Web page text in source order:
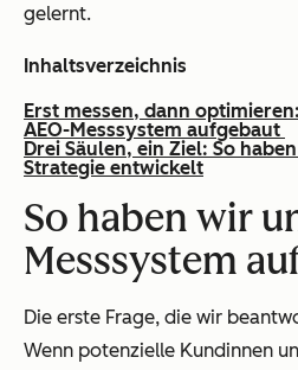
gelernt.
Inhaltsverzeichnis
Erst messen, dann
AEO-Messsystem aufgebaut
Drei Säulen, ein Ziel: So
Strategie entwickelt
So haben wir
Messsystem
Die erste Frage, die wir
Wenn potenzielle Kundinnen